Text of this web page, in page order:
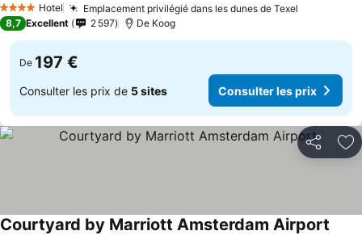
4 Étoiles Hotel Emplacement privilégié dans les dunes de Texel
8,7 Excellent 2 597 De Koog
De 197 €
Consulter les prix de 5 sites Consulter les prix
Partager
Courtyard by Marriott Amsterdam Airport